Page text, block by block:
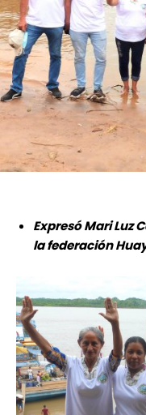
Expresó Mari Luz
la federación